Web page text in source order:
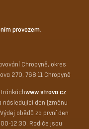
provozem.
Chropyně, okres
270, 768 11 Chropyně
www.strava.cz.
následující den (změnu
obědů za první den
12:30. Rodiče jsou